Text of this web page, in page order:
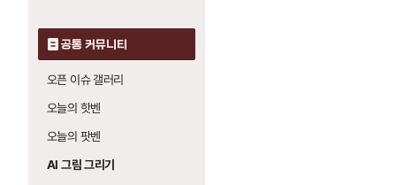
공통 커뮤니티
오픈 이슈 갤러리
오늘의 핫벤
오늘의 팟벤
AI 그림 그리기